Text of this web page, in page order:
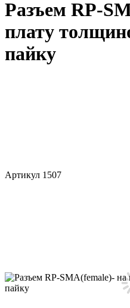
Разъем RP-
плату
пайку
Артикул 1507